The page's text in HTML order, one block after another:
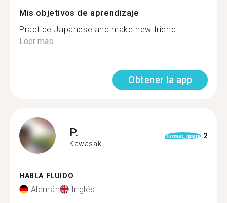
Mis objetivos de aprendizaje
Practice Japanese and make new friend...
Leer más
Obtener la app
P.
Kawasaki
format_quote 2
HABLA FLUIDO
Alemán Inglés